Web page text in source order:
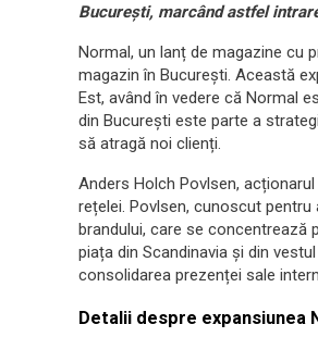
București, marcând astfel
Normal, un lanț de magazine cu
magazin în București. Această
Est, având în vedere că Normal
din București este parte a
să atragă noi clienți.
Anders Holch Povlsen,
rețelei. Povlsen, cunoscut
brandului, care se concentrează
piața din Scandinavia și din
consolidarea prezenței sale
Detalii despre expansiunea